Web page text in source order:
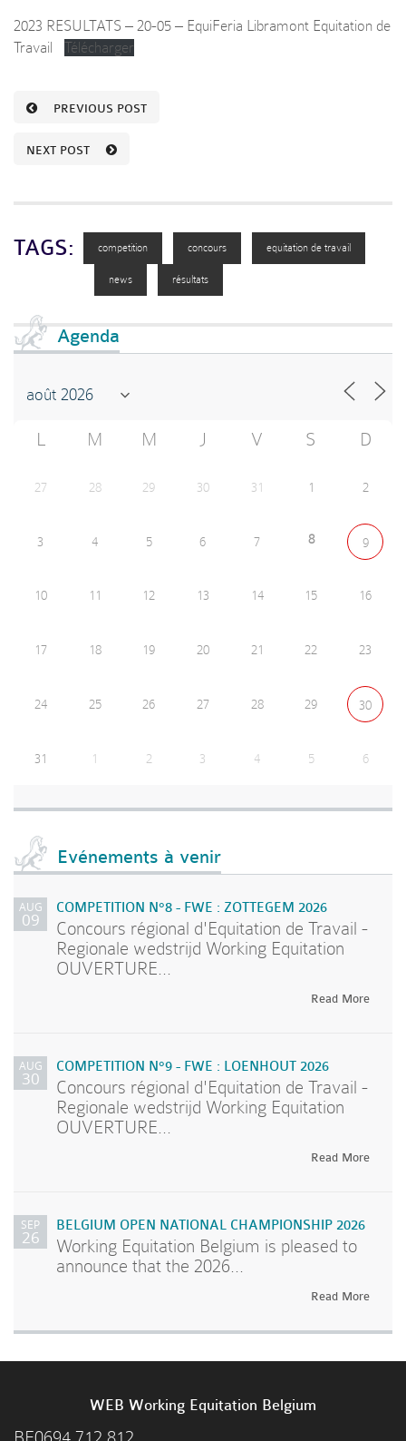
2023 RESULTATS – 20-05 – EquiFeria Libramont Equitation de
Travail
Télécharger
PREVIOUS POST
NEXT POST
TAGS: competition concours equitation de travail
news résultats
Agenda
L M M J V S D
27 28 29 30 31 1 2
3 4 5 6 7 8 9
10 11 12 13 14 15 16
17 18 19 20 21 22 23
24 25 26 27 28 29 30
31 1 2 3 4 5 6
Evénements à venir
AUG
09
COMPETITION N°8 - FWE : ZOTTEGEM 2026
Concours régional d'Equitation de Travail -
Regionale wedstrijd Working Equitation
OUVERTURE...
Read More
AUG
30
COMPETITION N°9 - FWE : LOENHOUT 2026
Concours régional d'Equitation de Travail -
Regionale wedstrijd Working Equitation
OUVERTURE...
Read More
SEP
26
BELGIUM OPEN NATIONAL CHAMPIONSHIP 2026
Working Equitation Belgium is pleased to
announce that the 2026...
Read More
WEB Working Equitation Belgium